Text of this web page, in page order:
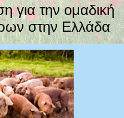
για την ομαδική
στην Ελλάδα